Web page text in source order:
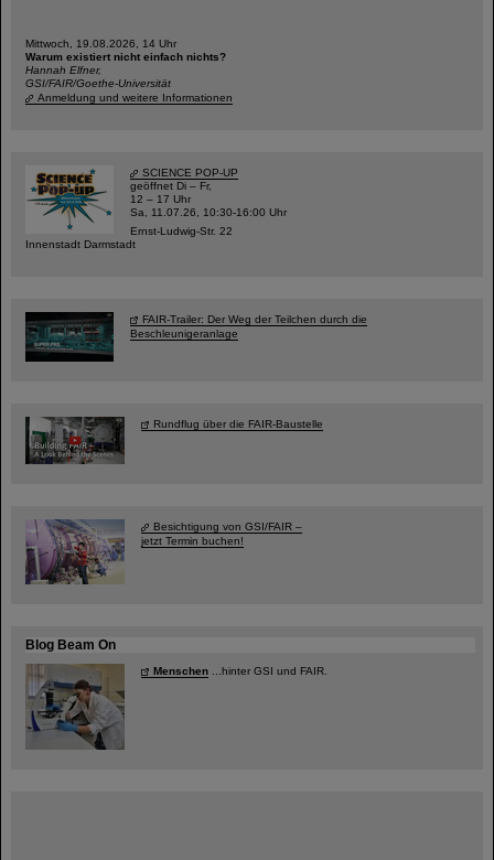
Mittwoch, 19.08.2026, 14 Uhr
Warum existiert nicht einfach nichts?
Hannah Elfner,
GSI/FAIR/Goethe-Universität
Anmeldung und weitere Informationen
SCIENCE POP-UP
geöffnet Di – Fr,
12 – 17 Uhr
Sa, 11.07.26, 10:30-16:00 Uhr
Ernst-Ludwig-Str. 22
Innenstadt Darmstadt
FAIR-Trailer: Der Weg der Teilchen durch die
Beschleunigeranlage
Rundflug über die FAIR-Baustelle
Besichtigung von GSI/FAIR –
jetzt Termin buchen!
Blog Beam On
Menschen ...hinter GSI und FAIR.